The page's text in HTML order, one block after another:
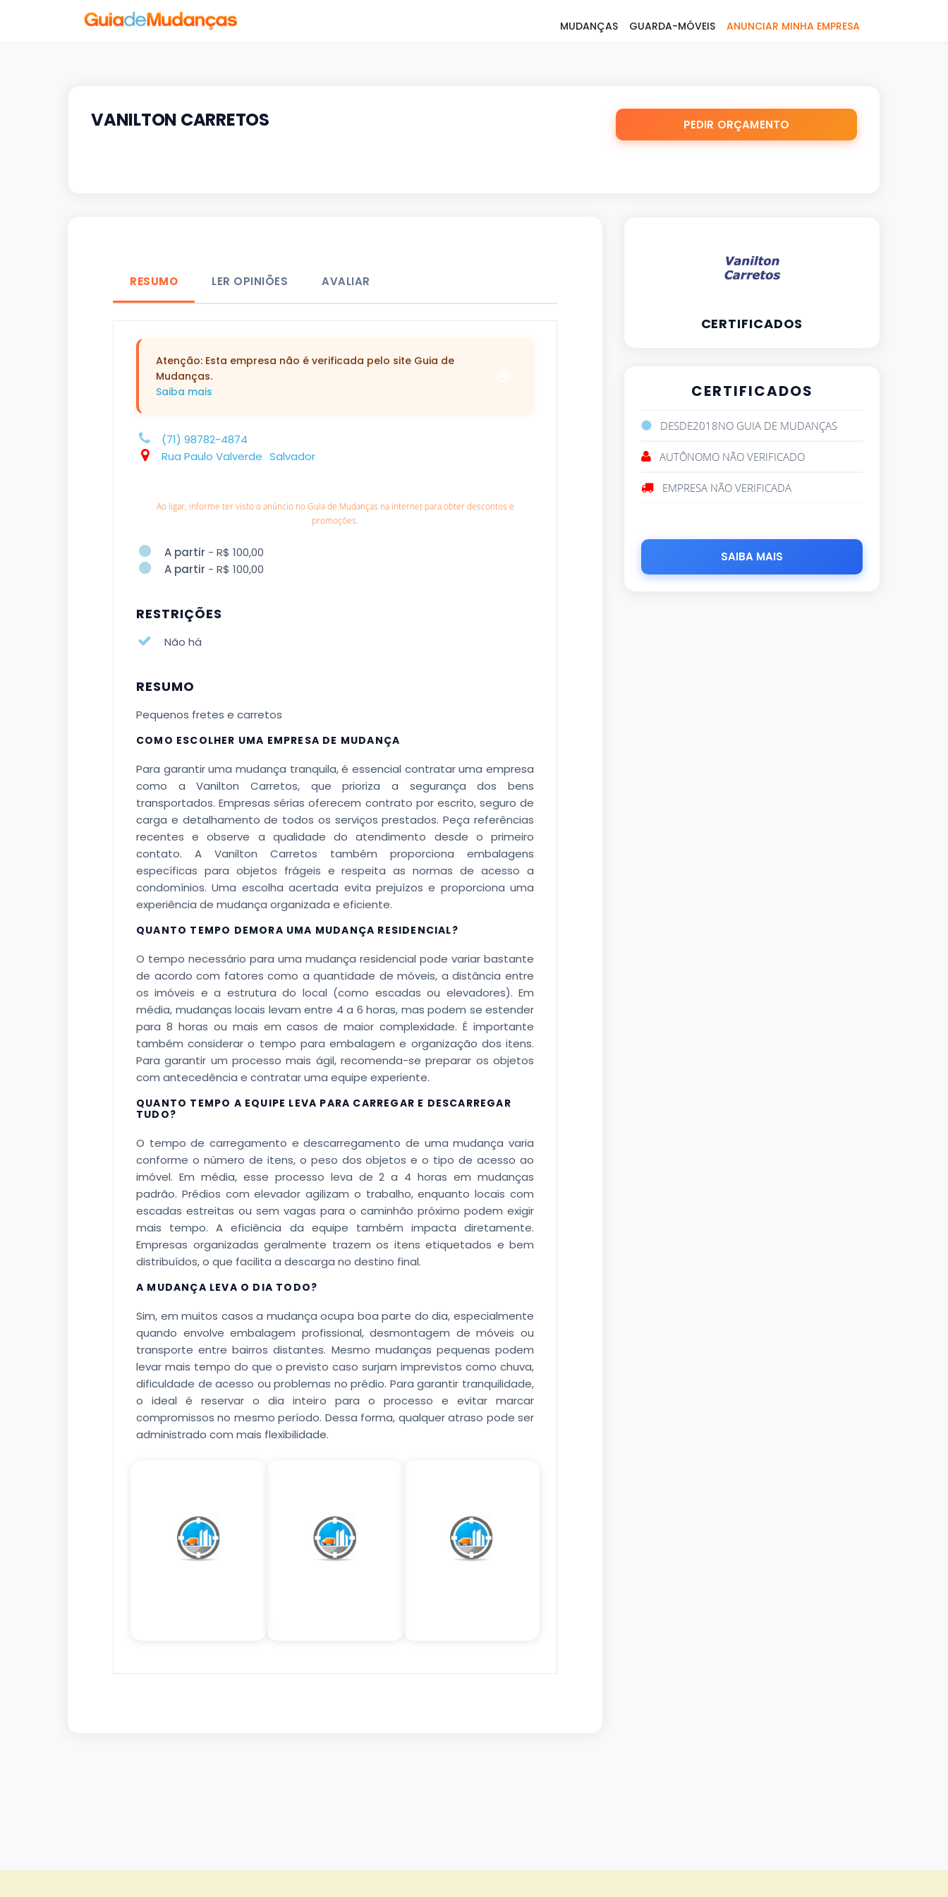
MUDANÇAS GUARDA-MÓVEIS ANUNCIAR MINHA EMPRESA
VANILTON CARRETOS PEDIR ORÇAMENTO
RESUMO LER OPINIÕES AVALIAR
Atenção: Esta empresa não é verificada pelo site Guia de
Mudanças.
Saiba mais
(71) 98782-4874
Rua Paulo Valverde Salvador
Ao ligar, informe ter visto o anúncio no Guia de Mudanças na internet para obter descontos e
promoções.
A partir - R$ 100,00
A partir - R$ 100,00
RESTRIÇÕES
Não há
RESUMO
Pequenos fretes e carretos
COMO ESCOLHER UMA EMPRESA DE MUDANÇA
Para garantir uma mudança tranquila, é essencial contratar uma empresa
como a Vanilton Carretos, que prioriza a segurança dos bens
transportados. Empresas sérias oferecem contrato por escrito, seguro de
carga e detalhamento de todos os serviços prestados. Peça referências
recentes e observe a qualidade do atendimento desde o primeiro
contato. A Vanilton Carretos também proporciona embalagens
específicas para objetos frágeis e respeita as normas de acesso a
condomínios. Uma escolha acertada evita prejuízos e proporciona uma
experiência de mudança organizada e eficiente.
QUANTO TEMPO DEMORA UMA MUDANÇA RESIDENCIAL?
O tempo necessário para uma mudança residencial pode variar bastante
de acordo com fatores como a quantidade de móveis, a distância entre
os imóveis e a estrutura do local (como escadas ou elevadores). Em
média, mudanças locais levam entre 4 a 6 horas, mas podem se estender
para 8 horas ou mais em casos de maior complexidade. É importante
também considerar o tempo para embalagem e organização dos itens.
Para garantir um processo mais ágil, recomenda-se preparar os objetos
com antecedência e contratar uma equipe experiente.
QUANTO TEMPO A EQUIPE LEVA PARA CARREGAR E DESCARREGAR
TUDO?
O tempo de carregamento e descarregamento de uma mudança varia
conforme o número de itens, o peso dos objetos e o tipo de acesso ao
imóvel. Em média, esse processo leva de 2 a 4 horas em mudanças
padrão. Prédios com elevador agilizam o trabalho, enquanto locais com
escadas estreitas ou sem vagas para o caminhão próximo podem exigir
mais tempo. A eficiência da equipe também impacta diretamente.
Empresas organizadas geralmente trazem os itens etiquetados e bem
distribuídos, o que facilita a descarga no destino final.
A MUDANÇA LEVA O DIA TODO?
Sim, em muitos casos a mudança ocupa boa parte do dia, especialmente
quando envolve embalagem profissional, desmontagem de móveis ou
transporte entre bairros distantes. Mesmo mudanças pequenas podem
levar mais tempo do que o previsto caso surjam imprevistos como chuva,
dificuldade de acesso ou problemas no prédio. Para garantir tranquilidade,
o ideal é reservar o dia inteiro para o processo e evitar marcar
compromissos no mesmo período. Dessa forma, qualquer atraso pode ser
administrado com mais flexibilidade.
CERTIFICADOS
CERTIFICADOS
DESDE2018NO GUIA DE MUDANÇAS
AUTÔNOMO NÃO VERIFICADO
EMPRESA NÃO VERIFICADA
SAIBA MAIS